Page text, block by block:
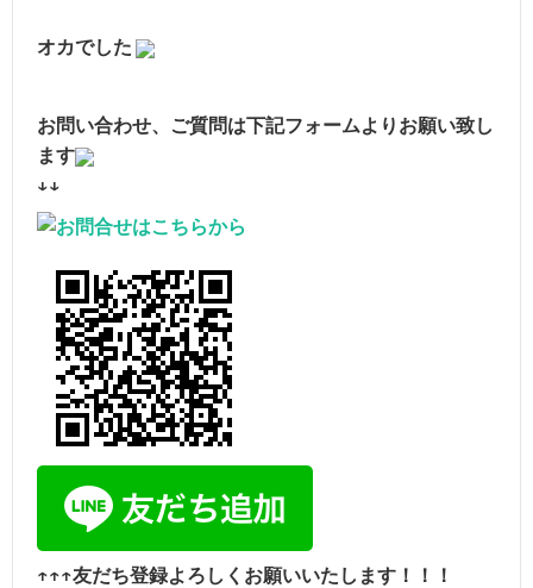
オカでした
お問い合わせ、ご質問は下記フォームよりお願い致し
ます
↓↓
↑↑↑友だち登録よろしくお願いいたします！！！